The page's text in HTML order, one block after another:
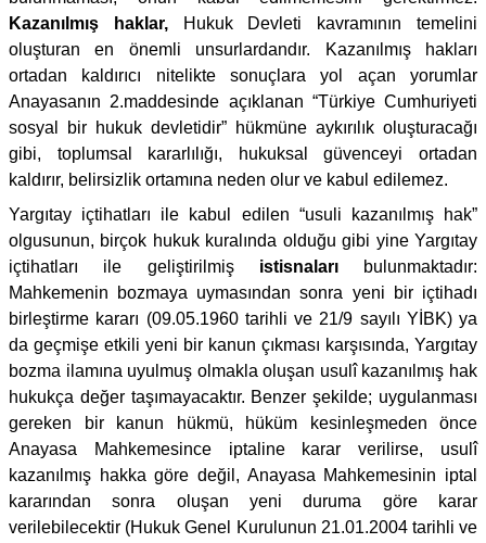
Kazanılmış haklar,Hukuk Devleti kavramının temelini
oluşturan en önemli unsurlardandır. Kazanılmış hakları
ortadan kaldırıcı nitelikte sonuçlara yol açan yorumlar
Anayasanın 2.maddesinde açıklanan “Türkiye Cumhuriyeti
sosyal bir hukuk devletidir” hükmüne aykırılık oluşturacağı
gibi, toplumsal kararlılığı, hukuksal güvenceyi ortadan
kaldırır, belirsizlik ortamına neden olur ve kabul edilemez.
Yargıtay içtihatları ile kabul edilen “usuli kazanılmış hak”
olgusunun, birçok hukuk kuralında olduğu gibi yine Yargıtay
içtihatları ile geliştirilmiş istisnalarıbulunmaktadır:
Mahkemenin bozmaya uymasından sonra yeni bir içtihadı
birleştirme kararı (09.05.1960 tarihli ve 21/9 sayılı YİBK) ya
da geçmişe etkili yeni bir kanun çıkması karşısında, Yargıtay
bozma ilamına uyulmuş olmakla oluşan usulî kazanılmış hak
hukukça değer taşımayacaktır. Benzer şekilde; uygulanması
gereken bir kanun hükmü, hüküm kesinleşmeden önce
Anayasa Mahkemesince iptaline karar verilirse, usulî
kazanılmış hakka göre değil, Anayasa Mahkemesinin iptal
kararından sonra oluşan yeni duruma göre karar
verilebilecektir (Hukuk Genel Kurulunun 21.01.2004 tarihli ve